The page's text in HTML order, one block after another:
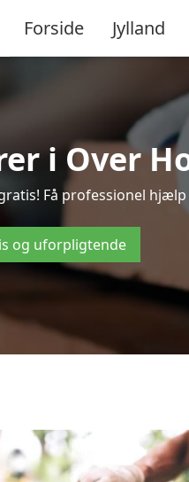
Forside Jylland
i Over
Få professionel
og uforpligtende